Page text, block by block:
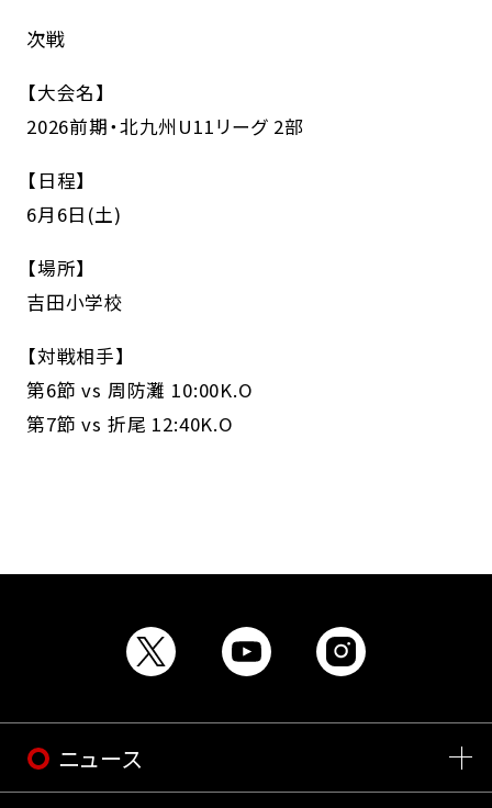
次戦
【大会名】
2026前期・北九州U11リーグ 2部
【日程】
6月6日(土)
【場所】
吉田小学校
【対戦相手】
第6節 vs 周防灘 10:00K.O
第7節 vs 折尾 12:40K.O
ニュース